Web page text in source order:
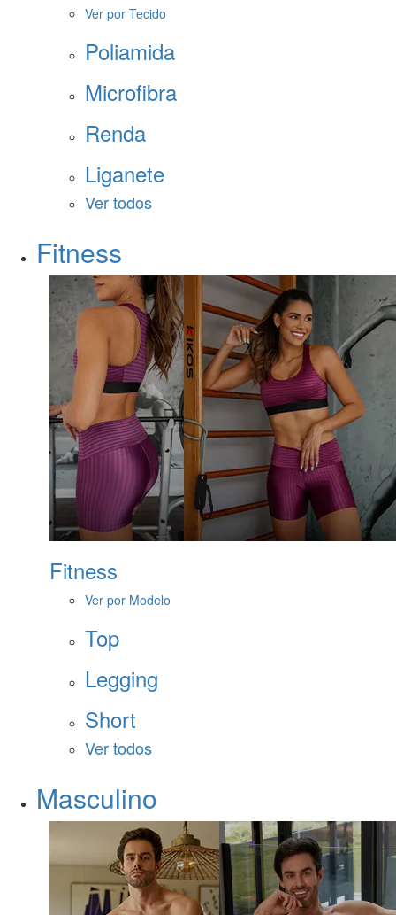
Ver por Tecido
Poliamida
Microfibra
Renda
Liganete
Ver todos
Fitness
Fitness
Ver por Modelo
Top
Legging
Short
Ver todos
Masculino